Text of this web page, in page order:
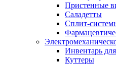
Пристенные
Саладетты
Сплит-
Инвентарь
Куттеры